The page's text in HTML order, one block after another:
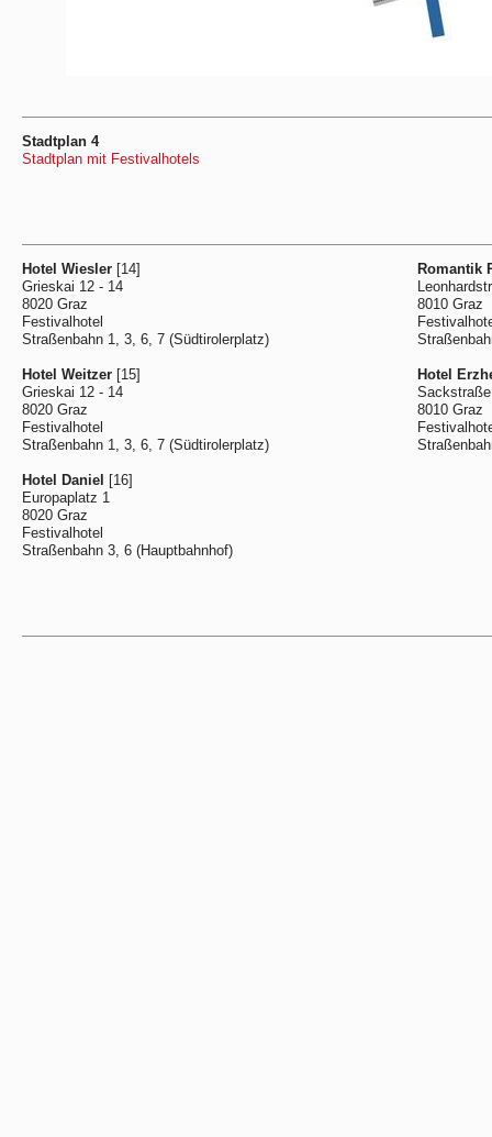
Stadtplan 4
Stadtplan mit Festivalhotels
Hotel Wiesler [14]
Grieskai 12 - 14
8020 Graz
Festivalhotel
Straßenbahn 1, 3, 6, 7 (Südtirolerplatz)
Hotel Weitzer [15]
Grieskai 12 - 14
8020 Graz
Festivalhotel
Straßenbahn 1, 3, 6, 7 (Südtirolerplatz)
Hotel Daniel
[16]
Europaplatz 1
8020 Graz
Festivalhotel
Straßenbahn 3, 6 (Hauptbahnhof)
Romantik
8010 Graz
Hotel
8010 Graz